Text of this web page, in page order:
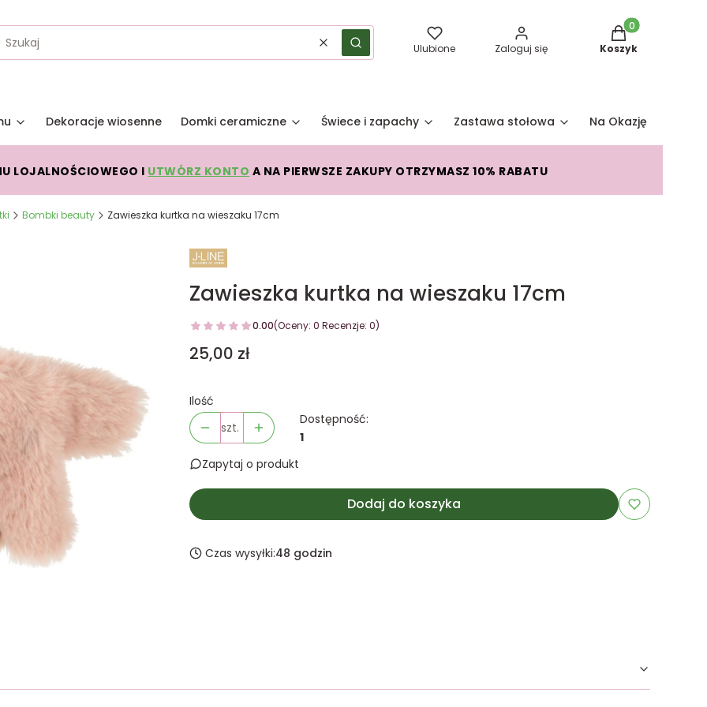
WyczyśćSzukaj Ulubione Zaloguj się
Produkty w
Koszyk
Dekoracje wiosenne Domki ceramiczne Świece i zapachy Zastawa stołowa Na Okazję
LOJALNOŚCIOWEGO I UTWÓRZ KONTO A NA PIERWSZE ZAKUPY OTRZYMASZ 10% RABATU
Bombki beauty Zawieszka kurtka na wieszaku 17cm
Zawieszka kurtka na wieszaku 17cm
0.00(Oceny: 0 Recenzje: 0)
Cena
25,00 zł
Ilość
szt.
Dostępność:
1
Zapytaj o produkt
Dodaj do koszyka
Czas wysyłki:48 godzin